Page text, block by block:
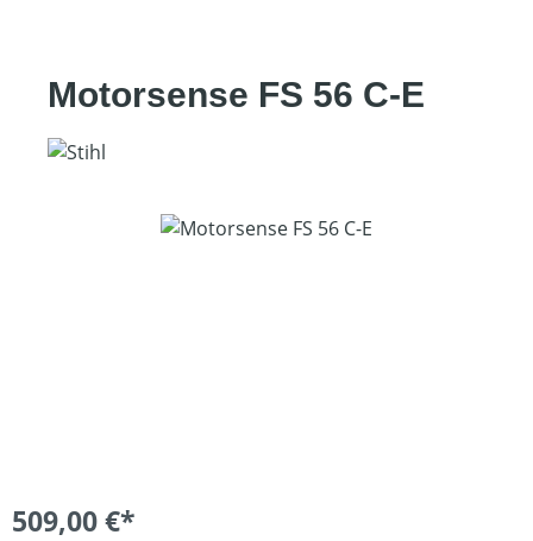
Motorsense FS 56 C-E
Bildergalerie überspringen
509,00 €*